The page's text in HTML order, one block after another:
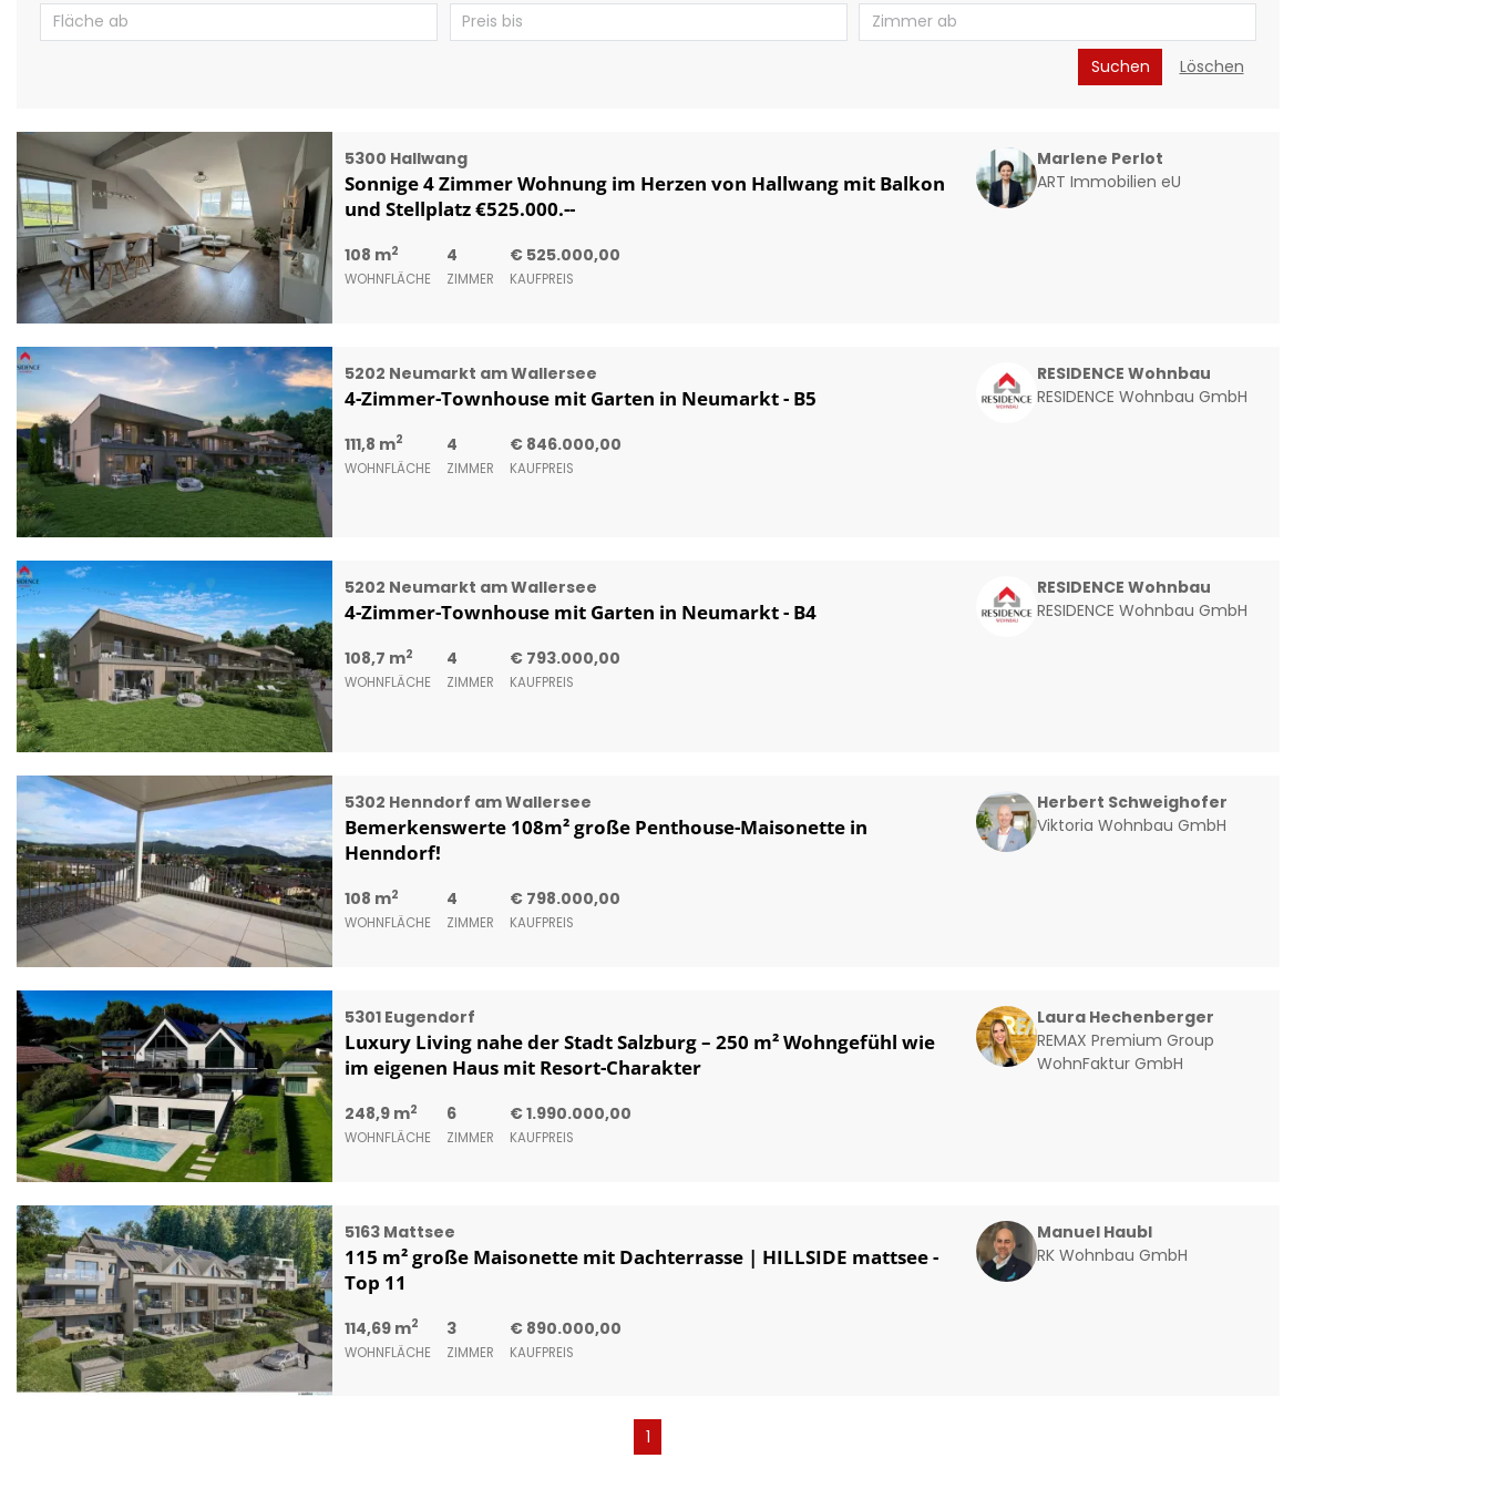
Suchen Löschen
5300 Hallwang
Sonnige 4 Zimmer Wohnung im Herzen von Hallwang mit Balkon
und Stellplatz €525.000.--
108 m2
WOHNFLÄCHE
4
ZIMMER
€ 525.000,00
KAUFPREIS
Marlene Perlot
ART Immobilien eU
5202 Neumarkt am Wallersee
4-Zimmer-Townhouse mit Garten in Neumarkt - B5
111,8 m2
WOHNFLÄCHE
4
ZIMMER
€ 846.000,00
KAUFPREIS
RESIDENCE Wohnbau
RESIDENCE Wohnbau GmbH
5202 Neumarkt am Wallersee
4-Zimmer-Townhouse mit Garten in Neumarkt - B4
108,7 m2
WOHNFLÄCHE
4
ZIMMER
€ 793.000,00
KAUFPREIS
RESIDENCE Wohnbau
RESIDENCE Wohnbau GmbH
5302 Henndorf am Wallersee
Bemerkenswerte 108m² große Penthouse-Maisonette in
Henndorf!
108 m2
WOHNFLÄCHE
4
ZIMMER
€ 798.000,00
KAUFPREIS
Herbert Schweighofer
Viktoria Wohnbau GmbH
5301 Eugendorf
Luxury Living nahe der Stadt Salzburg – 250 m² Wohngefühl wie
im eigenen Haus mit Resort-Charakter
248,9 m2
WOHNFLÄCHE
6
ZIMMER
€ 1.990.000,00
KAUFPREIS
Laura Hechenberger
REMAX Premium Group
WohnFaktur GmbH
5163 Mattsee
115 m² große Maisonette mit Dachterrasse | HILLSIDE mattsee -
Top 11
114,69 m2
WOHNFLÄCHE
3
ZIMMER
€ 890.000,00
KAUFPREIS
Manuel Haubl
RK Wohnbau GmbH
1(current)